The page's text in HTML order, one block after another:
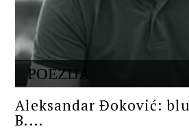
POEZIJA
Aleksandar Đoković:
B....